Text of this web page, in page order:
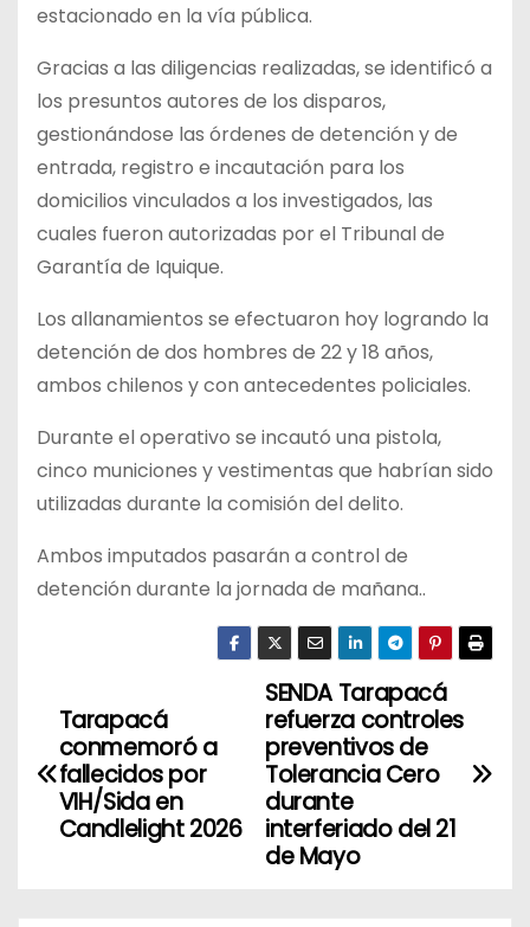
estacionado en la vía pública.
Gracias a las diligencias realizadas, se identificó a
los presuntos autores de los disparos,
gestionándose las órdenes de detención y de
entrada, registro e incautación para los
domicilios vinculados a los investigados, las
cuales fueron autorizadas por el Tribunal de
Garantía de Iquique.
Los allanamientos se efectuaron hoy logrando la
detención de dos hombres de 22 y 18 años,
ambos chilenos y con antecedentes policiales.
Durante el operativo se incautó una pistola,
cinco municiones y vestimentas que habrían sido
utilizadas durante la comisión del delito.
Ambos imputados pasarán a control de
detención durante la jornada de mañana..
N
SENDA Tarapacá
refuerza controles
preventivos de
Tolerancia Cero
durante
interferiado del 21
de Mayo
Tarapacá
conmemoró a
fallecidos por
VIH/Sida en
Candlelight 2026